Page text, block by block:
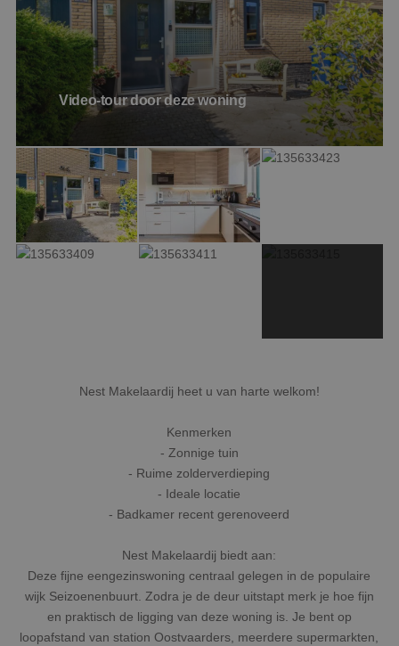
Nest Makelaardij heet u van harte welkom!
Kenmerken
- Zonnige tuin
- Ruime zolderverdieping
- Ideale locatie
- Badkamer recent gerenoveerd
Nest Makelaardij biedt aan:
Deze fijne eengezinswoning centraal gelegen in de populaire
wijk Seizoenenbuurt. Zodra je de deur uitstapt merk je hoe fijn
en praktisch de ligging van deze woning is. Je bent op
loopafstand van station Oostvaarders, meerdere supermarkten,
Video-tour door deze woning